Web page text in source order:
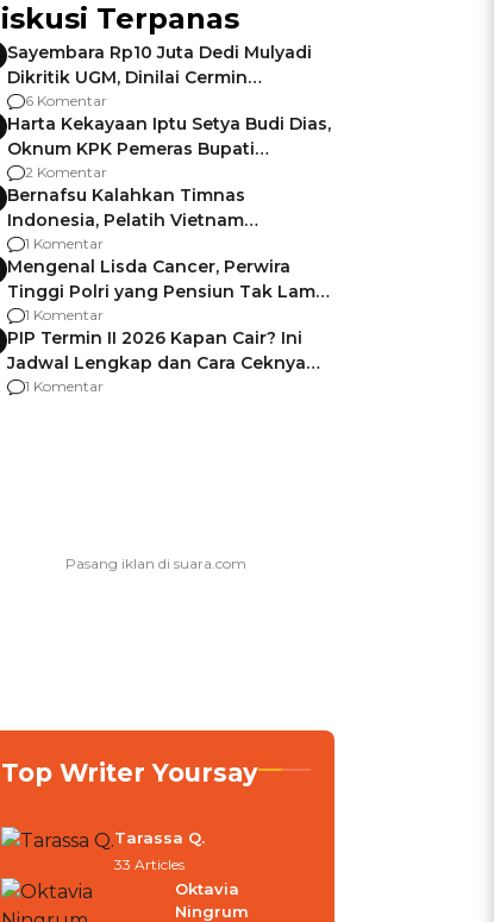
Terpanas
Sayembara Rp10 Juta Dedi Mulyadi
Dikritik UGM, Dinilai Cermin
Gagalnya Negara Jamin Keamanan
6 Komentar
Harta Kekayaan Iptu Setya Budi Dias,
Oknum KPK Pemeras Bupati
Pemalang
2 Komentar
Bernafsu Kalahkan Timnas
Indonesia, Pelatih Vietnam
Berencana Pakai Jimat di Pakansari
1 Komentar
Mengenal Lisda Cancer, Perwira
Tinggi Polri yang Pensiun Tak Lama
Usai Jadi Brigjen
1 Komentar
PIP Termin II 2026 Kapan Cair? Ini
Jadwal Lengkap dan Cara Ceknya
agar Dana Tidak Hangus!
1 Komentar
Top Writer Yoursay
Tarassa Q.
33 Articles
Oktavia
Ningrum